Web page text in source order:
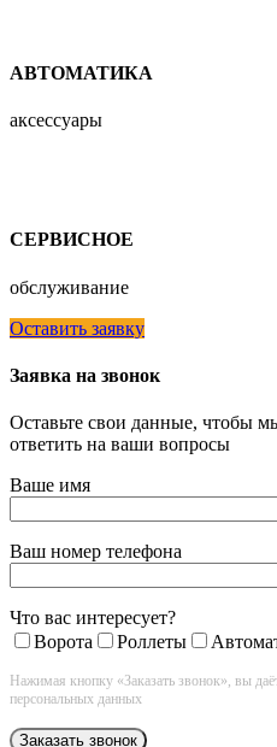
АВТОМАТИКА
аксессуары
СЕРВИСНОЕ
обслуживание
Оставить заявку
Заявка на звонок
Оставьте свои данные, чтобы
ответить на ваши вопросы
Ваше имя
Ваш номер телефона
Что вас интересует?
Ворота
Роллеты
Нажимая кнопку «Заказать звонок», вы
персональных данных